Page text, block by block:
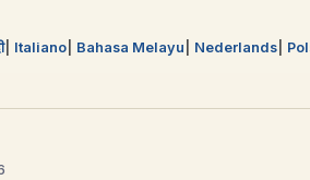
Italiano Bahasa Melayu Nederlands